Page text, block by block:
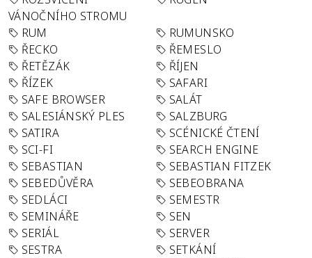
VÁNOČNÍHO STROMU
RUM
RUMUNSKO
ŘECKO
ŘEMESLO
ŘETĚZÁK
ŘÍJEN
ŘÍZEK
SAFARI
SAFE BROWSER
SALÁT
SALESIÁNSKÝ PLES
SALZBURG
SATIRA
SCÉNICKÉ ČTENÍ
SCI-FI
SEARCH ENGINE
SEBASTIAN
SEBASTIAN FITZEK
SEBEDŮVĚRA
SEBEOBRANA
SEDLÁCI
SEMESTR
SEMINÁŘE
SEN
SERIÁL
SERVER
SESTRA
SETKÁNÍ